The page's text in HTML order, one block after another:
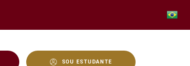
SOU ESTUDANTE